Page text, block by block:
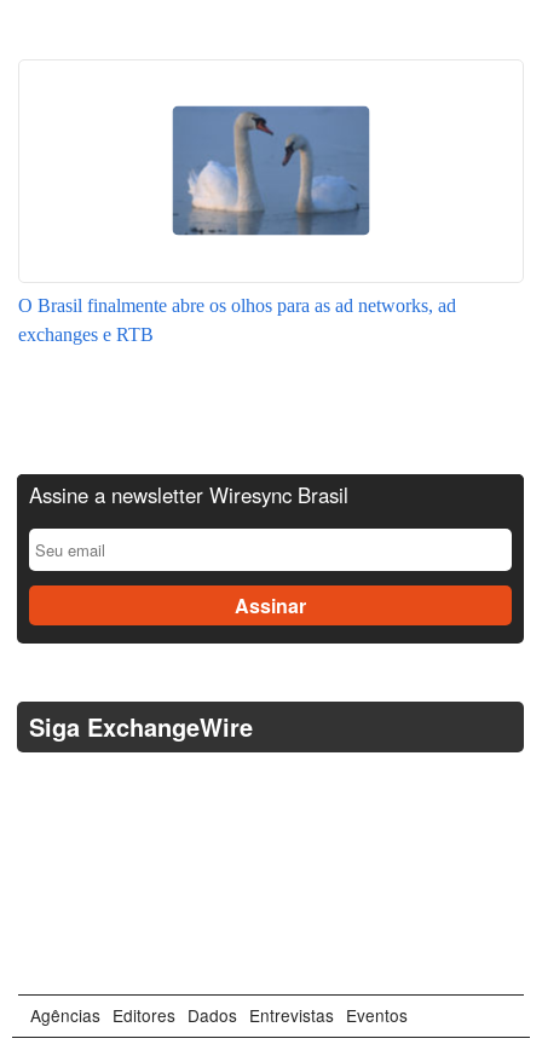
O Brasil finalmente abre os olhos para as ad networks, ad
exchanges e RTB
Assine a newsletter Wiresync Brasil
Siga ExchangeWire
Agências Editores Dados Entrevistas Eventos